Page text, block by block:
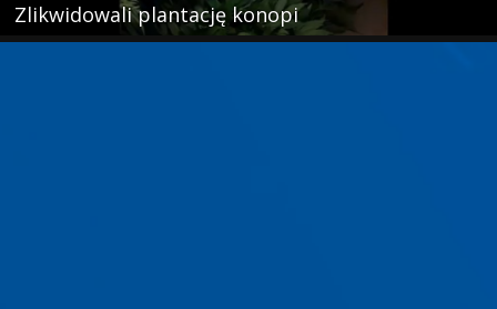
Zlikwidowali plantację konopi